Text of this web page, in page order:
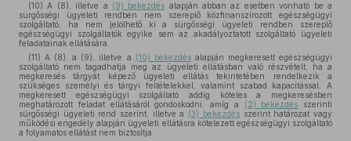
(10) A (8), illetve a (9) bekezdés alapján abban az esetben vonható be a
sürgősségi ügyeleti rendben nem szereplő közfinanszírozott egészségügyi
szolgáltató, ha nem jelölhető ki a sürgősségi ügyeleti rendben szereplő
egészségügyi szolgáltatók egyike sem az akadályoztatott szolgáltató ügyeleti
feladatainak ellátására.
(11) A (8), a (9), illetve a (10) bekezdésalapján megkeresett egészségügyi
szolgáltató nem tagadhatja meg az ügyeleti ellátásban való részvételt, ha a
megkeresés tárgyát képező ügyeleti ellátás tekintetében rendelkezik a
szükséges személyi és tárgyi feltételekkel, valamint szabad kapacitással. A
megkeresett egészségügyi szolgáltató addig köteles a megkeresésben
meghatározott feladat ellátásáról gondoskodni, amíg a
(2) bekezdés szerinti
sürgősségi ügyeleti rend szerint, illetve a (3) bekezdésszerint határozat vagy
működési engedély alapján ügyeleti ellátásra kötelezett egészségügyi szolgáltató
a folyamatos ellátást nem biztosítja.